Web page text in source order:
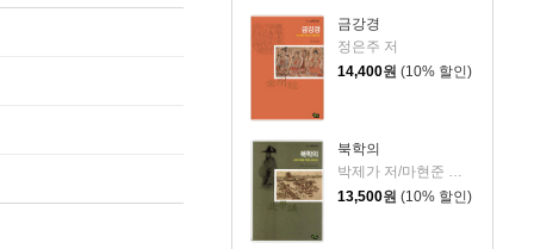
금강경
정은주 저
14,400원 (10% 할인)
북학의
박제가 저/마현준 편역
13,500원 (10% 할인)